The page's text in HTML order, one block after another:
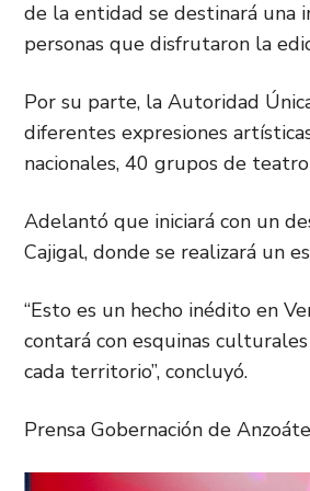
de la entidad se destinará una
personas que disfrutaron la
Por su parte, la Autoridad
diferentes expresiones
nacionales, 40 grupos de
Adelantó que iniciará con un
Cajigal, donde se realizará un
“Esto es un hecho inédito en
contará con esquinas
cada territorio”, concluyó.
Prensa Gobernación de